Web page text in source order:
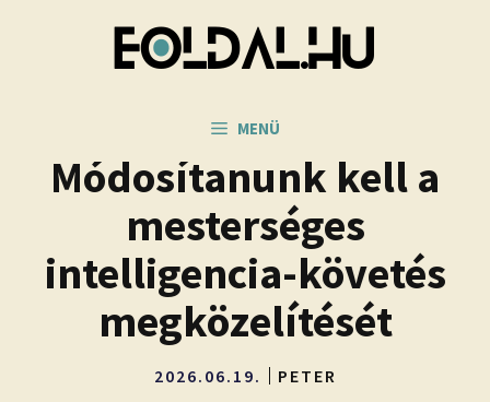
MENÜ
Módosítanunk kell a
mesterséges
intelligencia-követés
megközelítését
2026.06.19. PETER